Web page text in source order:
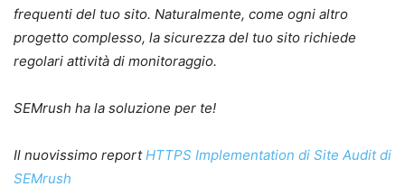
frequenti del tuo sito. Naturalmente, come ogni altro
progetto complesso, la sicurezza del tuo sito richiede
regolari attività di monitoraggio.
SEMrush ha la soluzione per te!
Il nuovissimo reportHTTPS Implementation di Site Audit di
SEMrush